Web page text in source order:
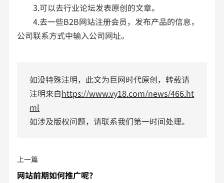
3.可以去行业论坛发表原创的文章。
4.去一些B2B网站注册会员，发布产品的信息，
公司联系方式中输入公司网址。
如没特殊注明，此文为巨网时代原创，转载请
注明来自https://www.vy18.com/news/466.ht
ml
如涉及版权问题，请联系我们第一时间处理。
上一篇
网站前期如何推广呢？